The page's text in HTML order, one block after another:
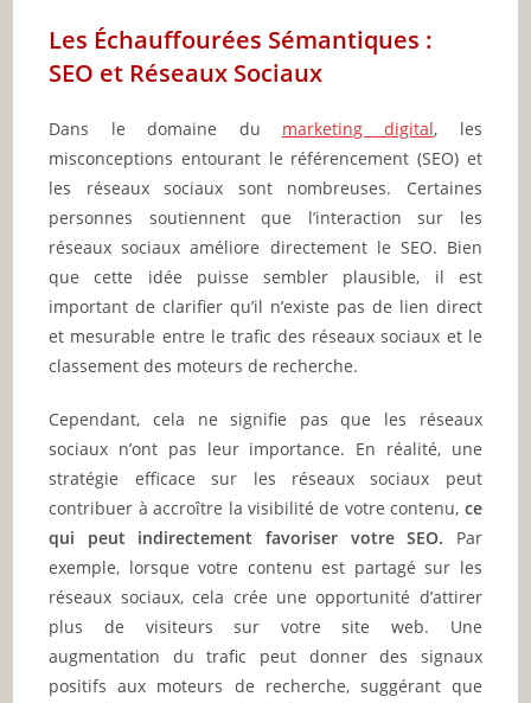
Les Échauffourées Sémantiques :
SEO et Réseaux Sociaux
Dans le domaine du marketing digital, les
misconceptions entourant le référencement (SEO) et
les réseaux sociaux sont nombreuses. Certaines
personnes soutiennent que l’interaction sur les
réseaux sociaux améliore directement le SEO. Bien
que cette idée puisse sembler plausible, il est
important de clarifier qu’il n’existe pas de lien direct
et mesurable entre le trafic des réseaux sociaux et le
classement des moteurs de recherche.
Cependant, cela ne signifie pas que les réseaux
sociaux n’ont pas leur importance. En réalité, une
stratégie efficace sur les réseaux sociaux peut
contribuer à accroître la visibilité de votre contenu, ce
qui peut indirectement favoriser votre SEO. Par
exemple, lorsque votre contenu est partagé sur les
réseaux sociaux, cela crée une opportunité d’attirer
plus de visiteurs sur votre site web. Une
augmentation du trafic peut donner des signaux
positifs aux moteurs de recherche, suggérant que